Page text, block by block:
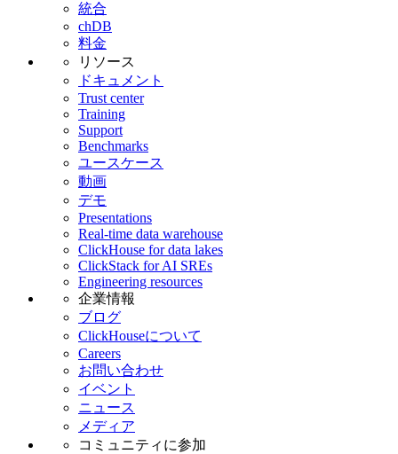
統合
chDB
料金
リソース
ドキュメント
Trust center
Training
Support
Benchmarks
ユースケース
動画
デモ
Presentations
Real-time data warehouse
ClickHouse for data lakes
ClickStack for AI SREs
Engineering resources
企業情報
ブログ
ClickHouseについて
Careers
お問い合わせ
イベント
ニュース
メディア
コミュニティに参加